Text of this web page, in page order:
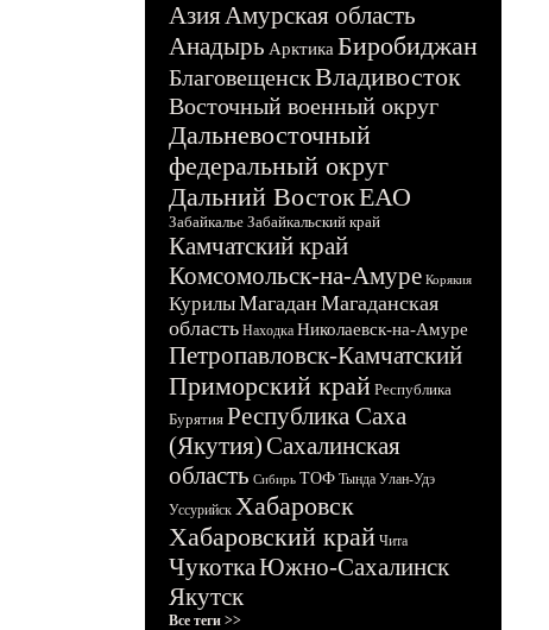
АзияАмурская область
Анадырь Арктика Биробиджан
БлаговещенскВладивосток
Восточный военный округ
Дальневосточный
федеральный округ
Дальний ВостокЕАО
Забайкалье Забайкальский край
Камчатский край
Комсомольск-на-Амуре Корякия
КурилыМагадан Магаданская
область Находка Николаевск-на-Амуре
Петропавловск-Камчатский
Приморский край Республика
Бурятия Республика Саха
(Якутия)Сахалинская
область Сибирь ТОФ Тында Улан-Удэ
Уссурийск Хабаровск
Хабаровский край Чита
ЧукоткаЮжно-Сахалинск
Якутск
Все теги >>